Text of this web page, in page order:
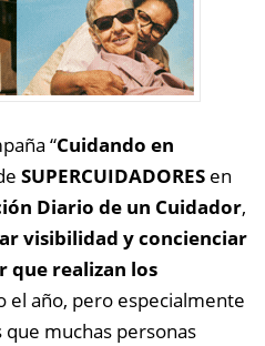
“Cuidando en
SUPERCUIDADORES en
Diario de un Cuidador,
visibilidad y concienciar
que realizan los
el año, pero especialmente
que muchas personas